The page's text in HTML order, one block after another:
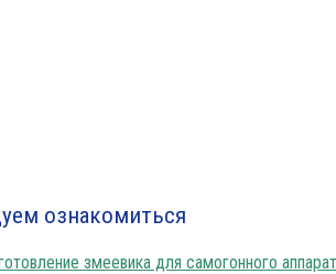
ознакомиться
змеевика для самогонного